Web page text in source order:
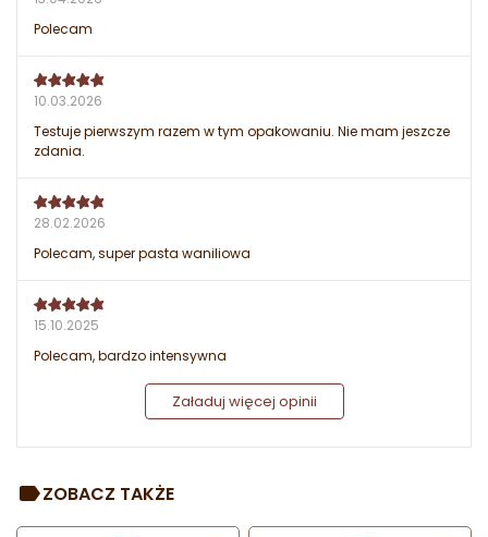
Polecam
10.03.2026
Testuje pierwszym razem w tym opakowaniu. Nie mam jeszcze
zdania.
28.02.2026
Polecam, super pasta waniliowa
15.10.2025
Polecam, bardzo intensywna
Załaduj więcej opinii
ZOBACZ TAKŻE